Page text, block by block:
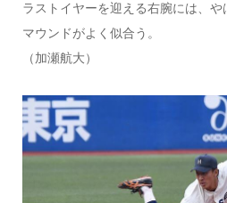
ラストイヤーを迎える右腕には、
マウンドがよく似合う。
（加瀬航大）